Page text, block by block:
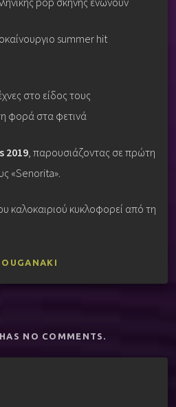
summer hit
στο είδος τους
φορά στα φετινά
2019 , παρουσιάζοντας σε πρώτη
«Senorita».
καλοκαιριού κυκλοφορεί από τη
NO COMMENTS.